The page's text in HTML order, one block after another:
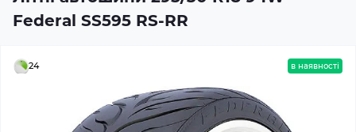
Federal SS595 RS-RR
24 в наявності